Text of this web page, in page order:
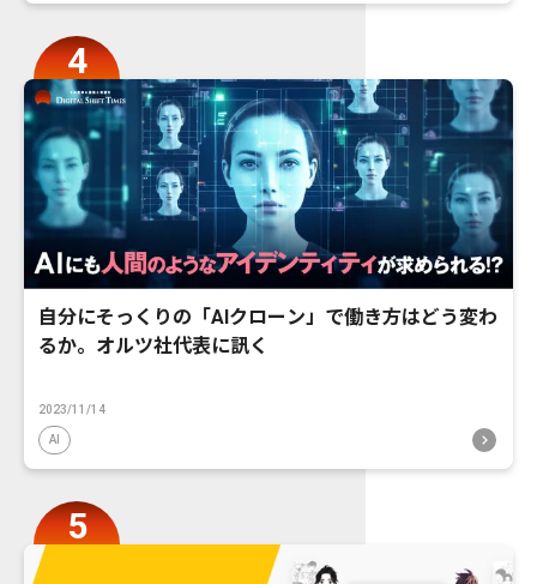
自分にそっくりの「AIクローン」で働き方はどう変わ
るか。オルツ社代表に訊く
2023/11/14
AI